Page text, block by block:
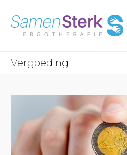
Vergoeding